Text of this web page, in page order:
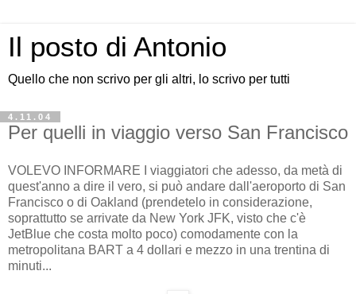
Il posto di Antonio
Quello che non scrivo per gli altri, lo scrivo per tutti
4.11.04
Per quelli in viaggio verso San Francisco
VOLEVO INFORMARE I viaggiatori che adesso, da metà di
quest'anno a dire il vero, si può andare dall'aeroporto di San
Francisco o di Oakland (prendetelo in considerazione,
soprattutto se arrivate da New York JFK, visto che c'è
JetBlue che costa molto poco) comodamente con la
metropolitana BART a 4 dollari e mezzo in una trentina di
minuti...